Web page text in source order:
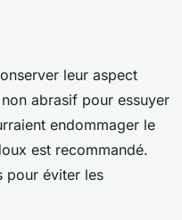
leur aspect
abrasif pour essuyer
endommager le
est recommandé.
pour éviter les